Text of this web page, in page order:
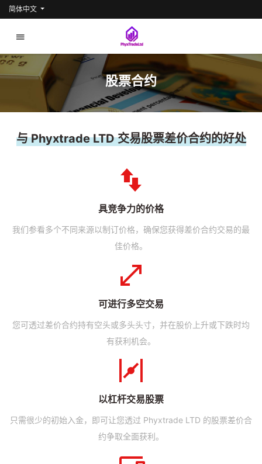
简体中文
股票合约
与 Phyxtrade LTD 交易股票差价合约的好处
具竞争力的价格
我们参看多个不同来源以制订价格，确保您获得差价合约交易的最
佳价格。
可进行多空交易
您可透过差价合约持有空头或多头头寸，并在股价上升或下跌时均
有获利机会。
以杠杆交易股票
只需很少的初始入金，即可让您透过 Phyxtrade LTD 的股票差价合
约争取全面获利。